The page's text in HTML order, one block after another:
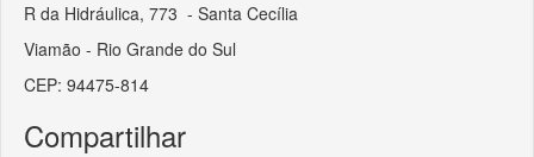
R da Hidráulica, 773 - Santa Cecília
Viamão - Rio Grande do Sul
CEP: 94475-814
Compartilhar